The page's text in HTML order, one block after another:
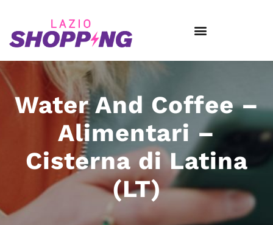
Water And Coffee –
Alimentari –
Cisterna di Latina
(LT)